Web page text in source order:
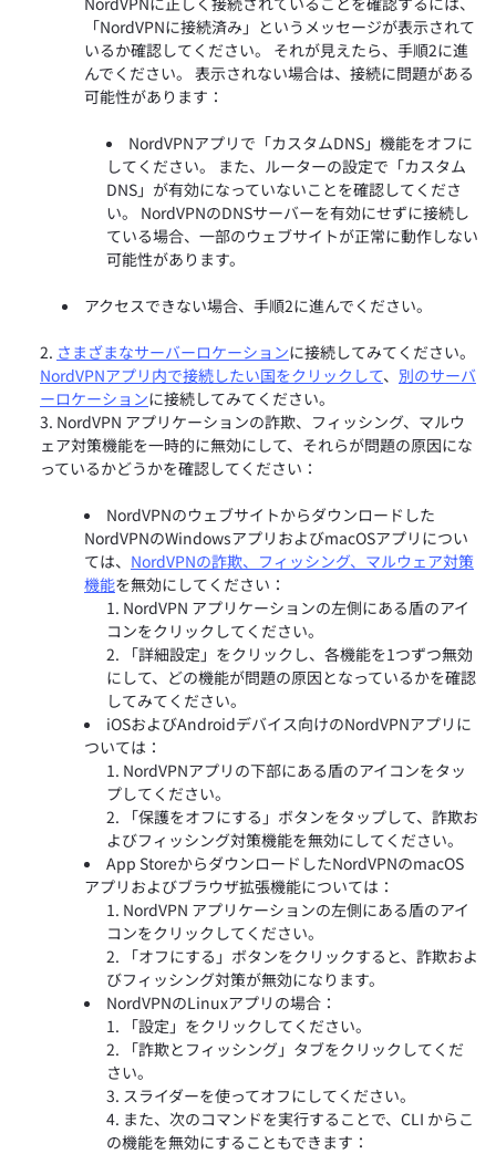
「NordVPNに接続済み」というメッセージが表示されて
いるか確認してください。 それが見えたら、手順2に進
んでください。 表示されない場合は、接続に問題がある
可能性があります：
NordVPNアプリで「カスタムDNS」機能をオフに
してください。 また、ルーターの設定で「カスタム
DNS」が有効になっていないことを確認してくださ
い。 NordVPNのDNSサーバーを有効にせずに接続し
ている場合、一部のウェブサイトが正常に動作しない
可能性があります。
アクセスできない場合、手順2に進んでください。
さまざまなサーバーロケーションに接続してみてください。
NordVPNアプリ内で接続したい国をクリックして、 別のサーバ
ーロケーションに接続してみてください。
NordVPN アプリケーションの詐欺、フィッシング、マルウ
ェア対策機能を一時的に無効にして、それらが問題の原因にな
っているかどうかを確認してください：
NordVPNのウェブサイトからダウンロードした
NordVPNのWindowsアプリおよびmacOSアプリについ
ては、 NordVPNの詐欺、フィッシング、マルウェア対策
機能を無効にしてください：
NordVPN アプリケーションの左側にある盾のアイ
コンをクリックしてください。
「詳細設定」をクリックし、各機能を1つずつ無効
にして、どの機能が問題の原因となっているかを確認
してみてください。
iOSおよびAndroidデバイス向けのNordVPNアプリに
ついては：
NordVPNアプリの下部にある盾のアイコンをタッ
プしてください。
「保護をオフにする」ボタンをタップして、詐欺お
よびフィッシング対策機能を無効にしてください。
App StoreからダウンロードしたNordVPNのmacOS
アプリおよびブラウザ拡張機能については：
NordVPN アプリケーションの左側にある盾のアイ
コンをクリックしてください。
「オフにする」ボタンをクリックすると、詐欺およ
びフィッシング対策が無効になります。
NordVPNのLinuxアプリの場合：
「設定」をクリックしてください。
「詐欺とフィッシング」タブをクリックしてくだ
さい。
スライダーを使ってオフにしてください。
また、次のコマンドを実行することで、CLI からこ
の機能を無効にすることもできます：